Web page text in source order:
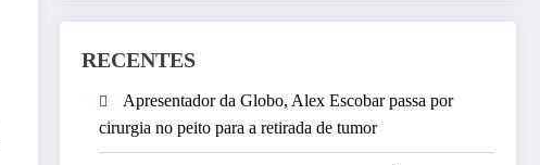
RECENTES
Apresentador da Globo, Alex Escobar passa por
cirurgia no peito para a retirada de tumor